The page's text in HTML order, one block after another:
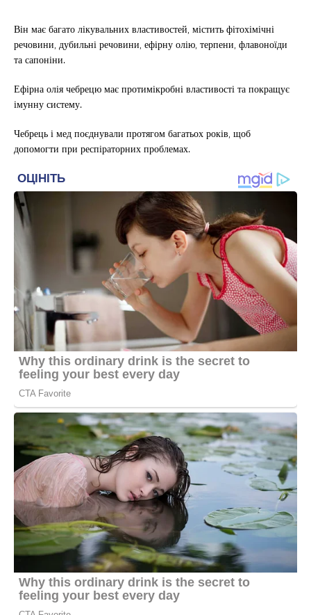
Він має багато лікувальних властивостей, містить фітохімічні
речовини, дубильні речовини, ефірну олію, терпени, флавоноїди
та сапоніни.
Ефірна олія чебрецю має протимікробні властивості та покращує
імунну систему.
Чебрець і мед поєднували протягом багатьох років, щоб
допомогти при респіраторних проблемах.